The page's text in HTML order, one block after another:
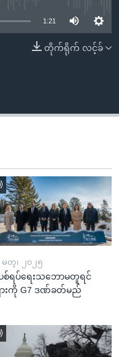
1:21
တိုက်ရိုက် လင့်ခ်
မတ္၊ ၂၀၂၅
စ်ရပ်ရေးသဘောမတူရင်
ားကို G7 ဒဏ်ခတ်မည်